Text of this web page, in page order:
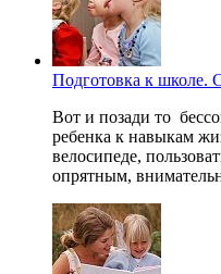
Подготовка к школе.
Вот и позади то
ребенка к навыкам
велосипеде,
опрятным,